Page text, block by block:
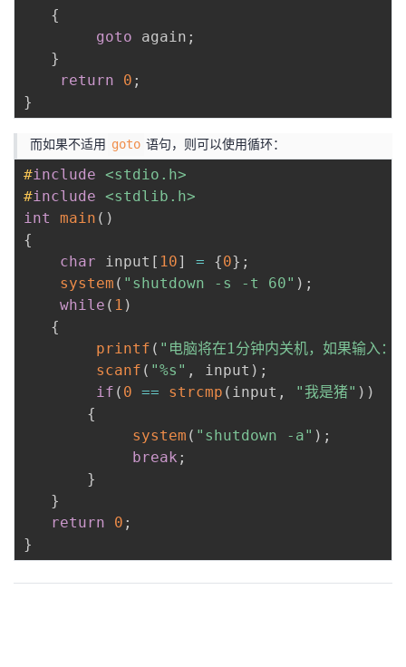
{
goto again ;
}
return
0 ;
}
而如果不适用 goto 语句，则可以使用循环：
#include <stdio.h>
#include <stdlib.h>
int
main ( )
{
char input [ 10] = {0} ;
system ( "shutdown -s -t 60" ) ;
while ( 1 )
{
printf ( "电脑将在1分钟内关机，如果输入
scanf ( "%s" , input ) ;
if ( 0 == strcmp ( input , "我是猪" ) )
{
system ( "shutdown -a" ) ;
break ;
}
}
return
0 ;
}